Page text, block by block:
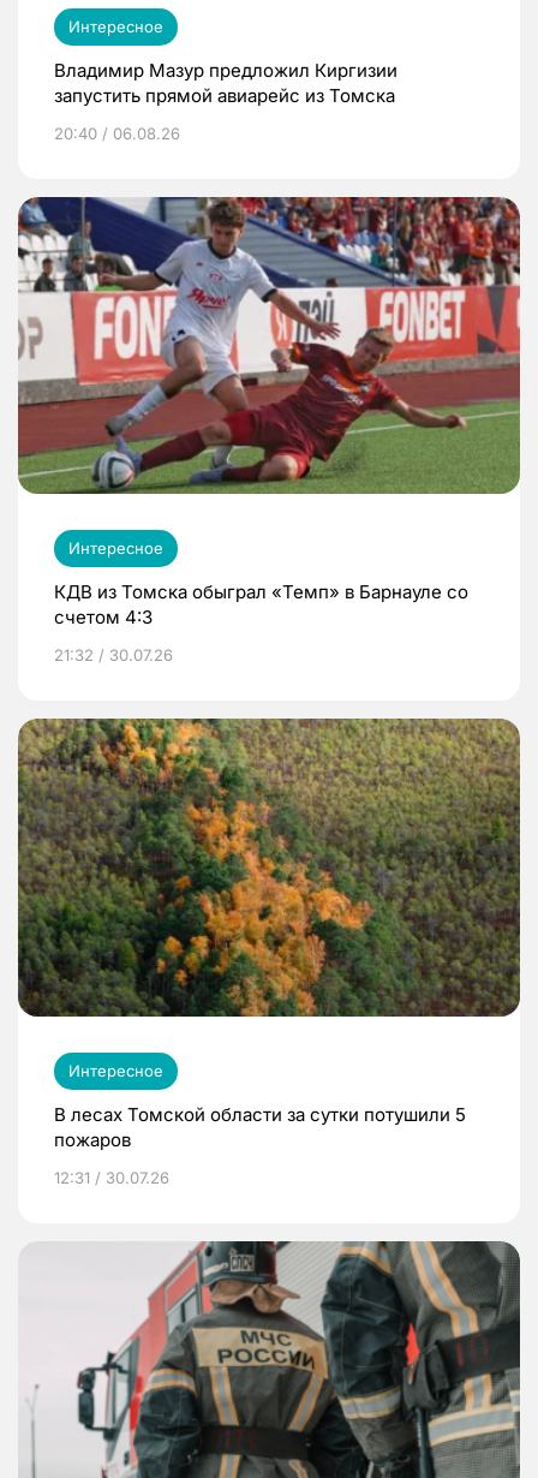
Интересное
Владимир Мазур предложил Киргизии
запустить прямой авиарейс из Томска
20:40 / 06.08.26
Интересное
КДВ из Томска обыграл «Темп» в Барнауле со
счетом 4:3
21:32 / 30.07.26
Интересное
В лесах Томской области за сутки потушили 5
пожаров
12:31 / 30.07.26